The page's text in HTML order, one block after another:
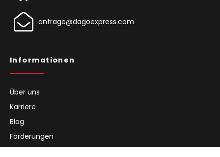
anfrage@dagoexpress.com
Informationen
Über uns
Karriere
Blog
Förderungen